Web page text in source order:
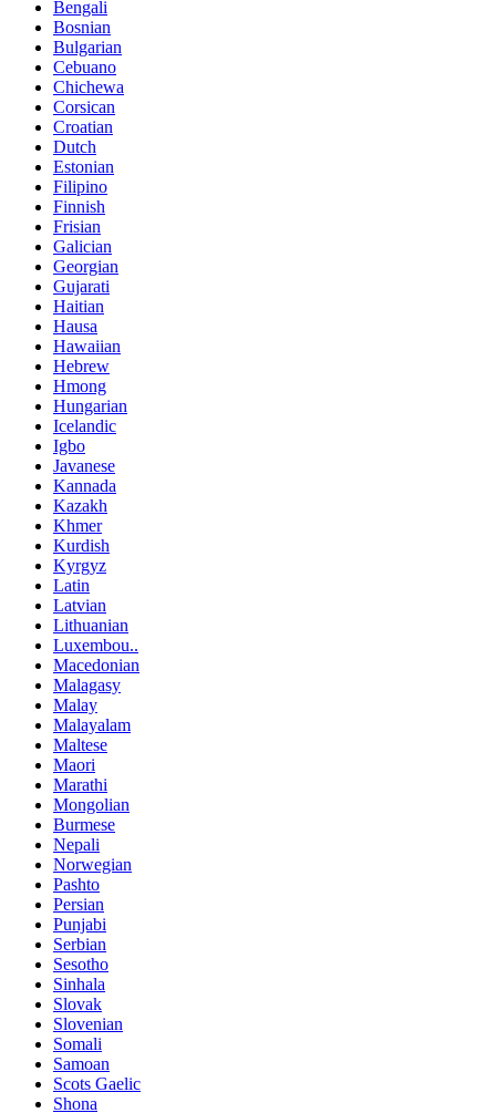
Bengali
Bosnian
Bulgarian
Cebuano
Chichewa
Corsican
Croatian
Dutch
Estonian
Filipino
Finnish
Frisian
Galician
Georgian
Gujarati
Haitian
Hausa
Hawaiian
Hebrew
Hmong
Hungarian
Icelandic
Igbo
Javanese
Kannada
Kazakh
Khmer
Kurdish
Kyrgyz
Latin
Latvian
Lithuanian
Luxembou..
Macedonian
Malagasy
Malay
Malayalam
Maltese
Maori
Marathi
Mongolian
Burmese
Nepali
Norwegian
Pashto
Persian
Punjabi
Serbian
Sesotho
Sinhala
Slovak
Slovenian
Somali
Samoan
Scots Gaelic
Shona